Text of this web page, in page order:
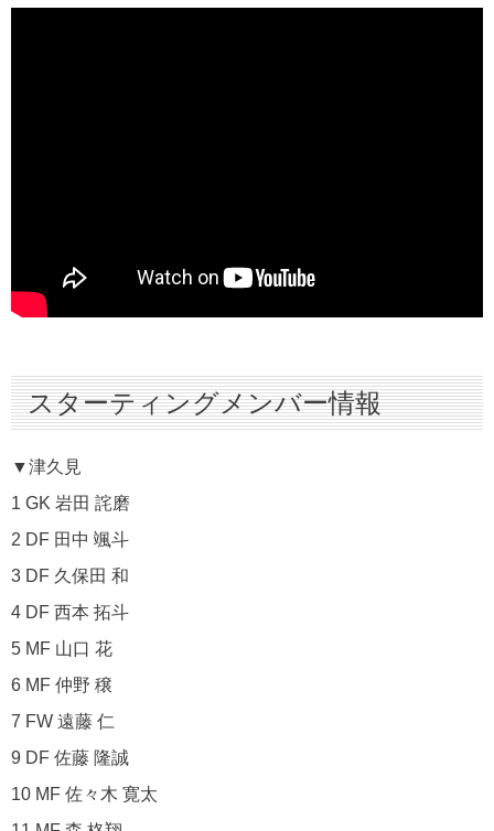
インタビュー
スターティングメンバー情報
▼津久見
1 GK 岩田 詫磨
2 DF 田中 颯斗
3 DF 久保田 和
4 DF 西本 拓斗
5 MF 山口 花
6 MF 仲野 穣
7 FW 遠藤 仁
9 DF 佐藤 隆誠
10 MF 佐々木 寛太